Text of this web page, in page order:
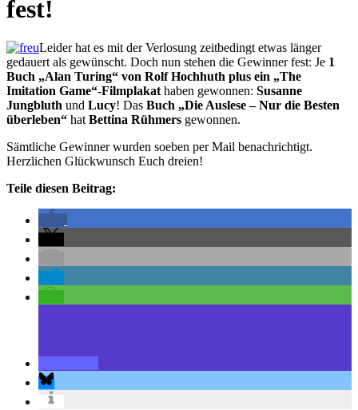
fest!
Leider hat es mit der Verlosung zeitbedingt etwas länger
gedauert als gewünscht. Doch nun stehen die Gewinner fest: Je 1
Buch „Alan Turing“ von Rolf Hochhuth plus ein „The
Imitation Game“-Filmplakat haben gewonnen: Susanne
Jungbluth und Lucy! Das Buch „Die Auslese – Nur die Besten
überleben“ hat Bettina Rühmers gewonnen.
Sämtliche Gewinner wurden soeben per Mail benachrichtigt.
Herzlichen Glückwunsch Euch dreien!
Teile diesen Beitrag: